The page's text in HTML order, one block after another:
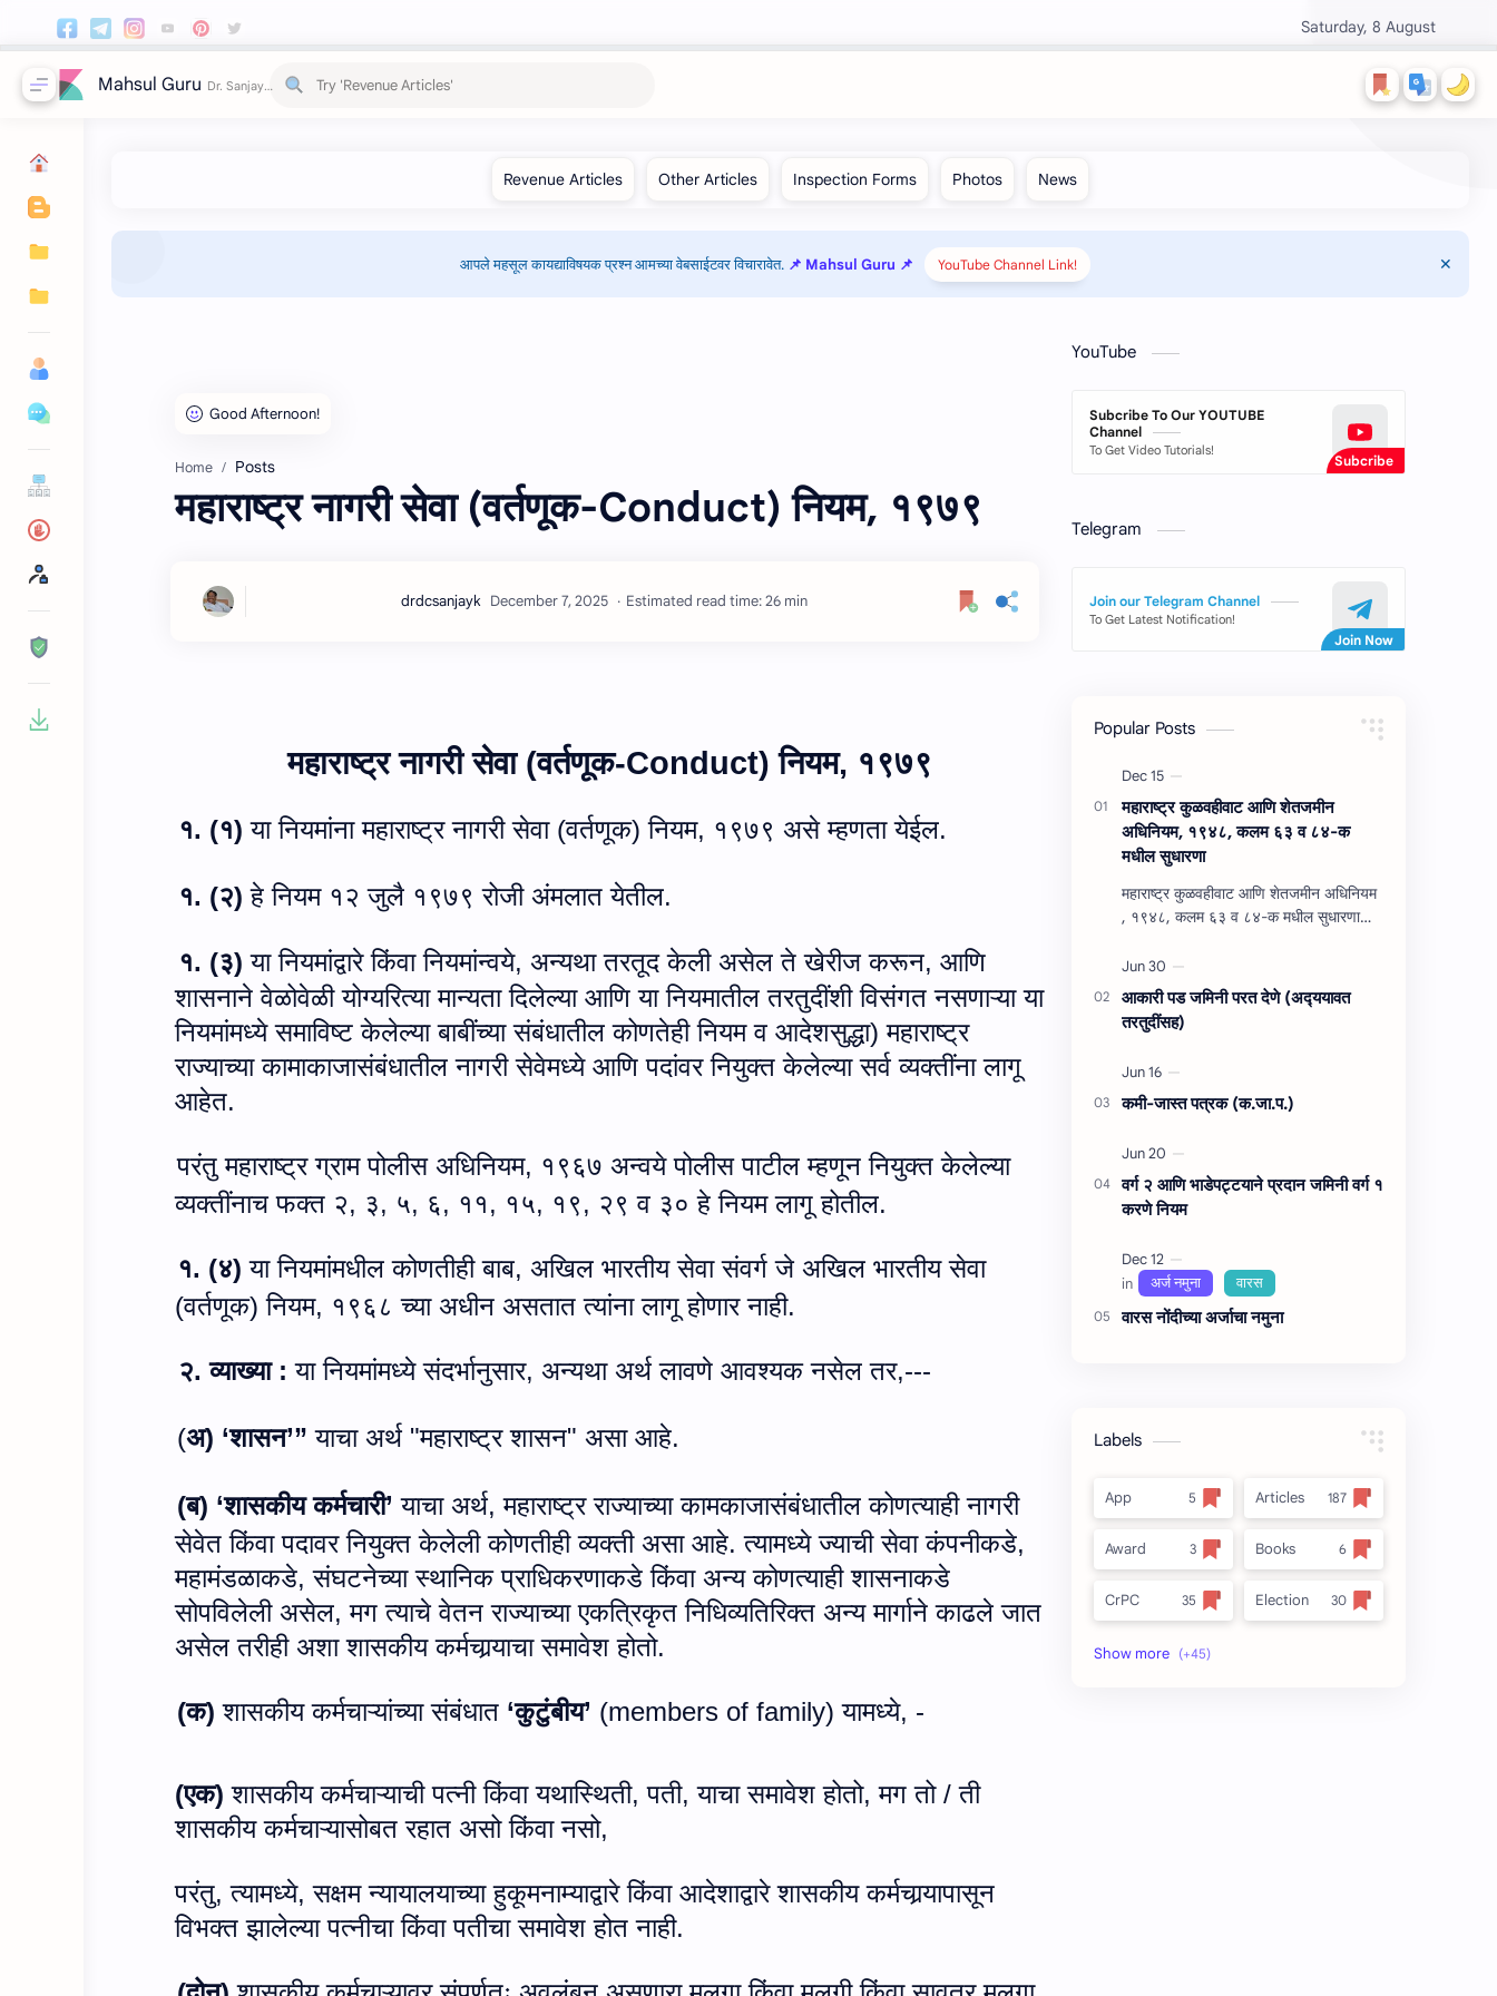
Saturday, 8 August
Mahsul Guru
आपले महसूल कायद्याविषयक प्रश्न आमच्या वेबसाईटवर विचारावेत. 📌 Mahsul Guru 📌 YouTube Channel Link!
Home Posts
महाराष्ट्र नागरी सेवा (वर्तणूक-Conduct) नियम, १९७९
Estimated read time: 26 min
महाराष्ट्र नागरी सेवा (वर्तणूक-Conduct) नियम, १९७९
१. (१) या नियमांना महाराष्ट्र नागरी सेवा (वर्तणूक) नियम, १९७९ असे म्हणता येईल.
१. (२) हे नियम १२ जुलै १९७९ रोजी अंमलात येतील.
१. (३) या नियमांद्वारे किंवा नियमांन्वये, अन्यथा तरतूद केली असेल ते खेरीज करून, आणि
शासनाने वेळोवेळी योग्यरित्या मान्यता दिलेल्या आणि या नियमातील तरतुदींशी विसंगत नसणाऱ्या या
नियमांमध्ये समाविष्ट केलेल्या बाबींच्या संबंधातील कोणतेही नियम व आदेशसुद्धा) महाराष्ट्र
राज्याच्या कामाकाजासंबंधातील नागरी सेवेमध्ये आणि पदांवर नियुक्त केलेल्या सर्व व्यक्तींना लागू
आहेत.
परंतु महाराष्ट्र ग्राम पोलीस अधिनियम, १९६७ अन्वये पोलीस पाटील म्हणून नियुक्त केलेल्या
व्यक्तींनाच फक्त २, ३, ५, ६, ११, १५, १९, २९ व ३० हे नियम लागू होतील.
१. (४) या नियमांमधील कोणतीही बाब, अखिल भारतीय सेवा संवर्ग जे अखिल भारतीय सेवा
(वर्तणूक) नियम, १९६८ च्या अधीन असतात त्यांना लागू होणार नाही.
२. व्याख्या :या नियमांमध्ये संदर्भानुसार, अन्यथा अर्थ लावणे आवश्यक नसेल तर,---
(अ) ‘शासन’” याचा अर्थ "महाराष्ट्र शासन" असा आहे.
(ब) ‘शासकीय कर्मचारी’ याचा अर्थ,महाराष्ट्र राज्याच्या कामकाजासंबंधातील कोणत्याही नागरी
सेवेत किंवा पदावर नियुक्त केलेली कोणतीही व्यक्ती असा आहे. त्यामध्ये ज्याची सेवा कंपनीकडे,
महामंडळाकडे,संघटनेच्या स्थानिक प्राधिकरणाकडे किंवा अन्य कोणत्याही शासनाकडे
सोपविलेली असेल,मग त्याचे वेतन राज्याच्या एकत्रिकृत निधिव्यतिरिक्त अन्य मार्गाने काढले जात
असेल तरीही अशा शासकीय कर्मचार्‍याचा समावेश होतो.
(क) शासकीय कर्मचाऱ्यांच्या संबंधात ‘कुटुंबीय’ (members of family) यामध्ये, -
(एक) शासकीय कर्मचाऱ्याची पत्नी किंवा यथास्थिती,पती,याचा समावेश होतो,मग तो / ती
शासकीय कर्मचाऱ्यासोबत रहात असो किंवा नसो,
परंतु, त्यामध्ये,सक्षम न्यायालयाच्या हुकूमनाम्याद्वारे किंवा आदेशाद्वारे शासकीय कर्मचार्‍यापासून
विभक्त झालेल्या पत्नीचा किंवा पतीचा समावेश होत नाही.
YouTube
Subcribe To Our YOUTUBE
Channel
To Get Video Tutorials!
Telegram
Join our Telegram Channel
To Get Latest Notification!
Popular Posts
महाराष्‍ट्र कुळवहीवाट आणि शेतजमीन
अधिनियम, १९४८, कलम ६३ व ८४-क
मधील सुधारणा
महाराष्‍ट्र कुळवहीवाट आणि शेतजमीन अधिनियम
, १९४८, कलम ६३ व ८४-क मधील सुधारणा
, १९४८, कलम ६३ ( हैद…
आकारी पड जमिनी परत देणे (अद्‍ययावत
तरतुदींसह)
कमी-जास्त पत्रक (क.जा.प.)
वर्ग २ आणि भाडेपट्टयाने प्रदान जमिनी वर्ग १
करणे नियम
वारस नोंदीच्‍या अर्जाचा नमुना
Labels
App Articles
Award Books
CrPC Election
Forest